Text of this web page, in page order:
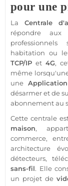
pour une
La Centrale
répondre aux
habitation ou
TCP/IP et4G,
même
une
désarmer et de
abonnement au
Cette centrale
maison,
commerce,
architecture
détecteurs,
sans-fil. Elle
un projet de